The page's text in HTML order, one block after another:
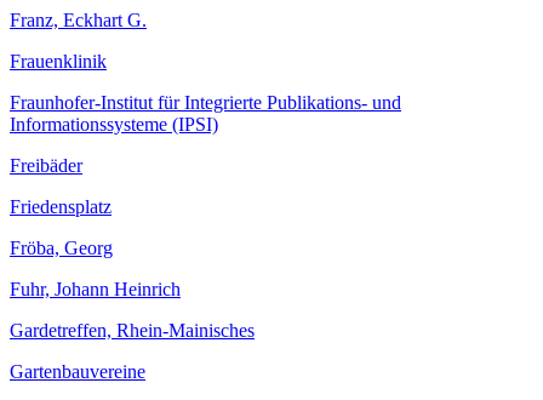
Franz, Eckhart G.
Frauenklinik
Fraunhofer-Institut für Integrierte Publikations- und
Informationssysteme (IPSI)
Freibäder
Friedensplatz
Fröba, Georg
Fuhr, Johann Heinrich
Gardetreffen, Rhein-Mainisches
Gartenbauvereine